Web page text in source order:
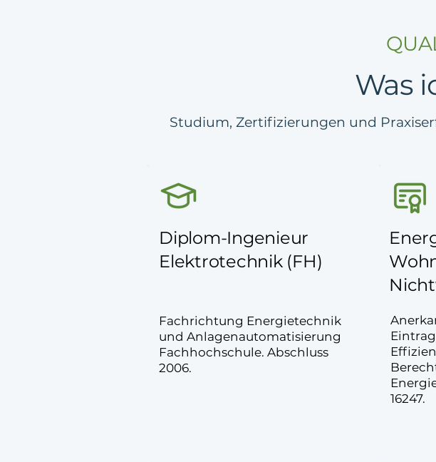
Was
Studium, Zertifizierungen und
Diplom-Ingenieur
Elektrotechnik (FH)
Fachrichtung Energietechnik
und Anlagenautomatisierung
Fachhochschule. Abschluss
2006.
16247.